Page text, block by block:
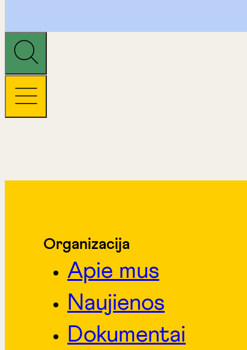
Organizacija
Apie mus
Naujienos
Dokumentai